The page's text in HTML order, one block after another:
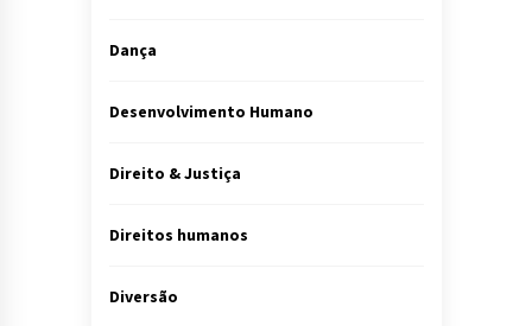
Dança
Desenvolvimento Humano
Direito & Justiça
Direitos humanos
Diversão